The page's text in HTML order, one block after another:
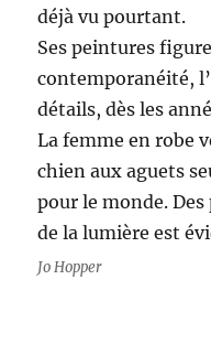
déjà vu pourtant.
Ses peintures
contemporanéité,
détails, dès les
La femme en robe
chien aux aguets
pour le monde. Des
de la lumière est
Jo Hopper